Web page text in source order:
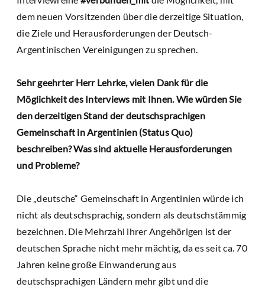
dem neuen Vorsitzenden über die derzeitige Situation,
die Ziele und Herausforderungen der Deutsch-
Argentinischen Vereinigungen zu sprechen.
Sehr geehrter Herr Lehrke, vielen Dank für die
Möglichkeit des Interviews mit Ihnen. Wie würden Sie
den derzeitigen Stand der deutschsprachigen
Gemeinschaft in Argentinien (Status Quo)
beschreiben? Was sind aktuelle Herausforderungen
und Probleme?
Die „deutsche“ Gemeinschaft in Argentinien würde ich
nicht als deutschsprachig, sondern als deutschstämmig
bezeichnen. Die Mehrzahl ihrer Angehörigen ist der
deutschen Sprache nicht mehr mächtig, da es seit ca. 70
Jahren keine große Einwanderung aus
deutschsprachigen Ländern mehr gibt und die